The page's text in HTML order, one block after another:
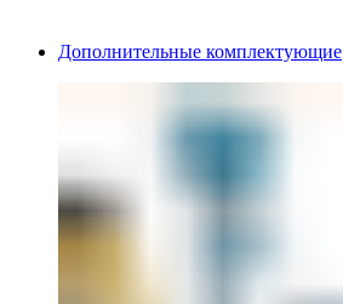
Дополнительные комплектующие